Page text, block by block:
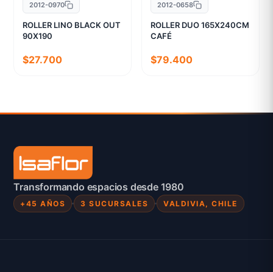
2012-0970
ROLLER LINO BLACK OUT
90X190
$27.700
2012-0658
ROLLER DUO 165X240CM
CAFÉ
$79.400
Transformando espacios desde 1980
+45 AÑOS 3 SUCURSALES VALDIVIA, CHILE